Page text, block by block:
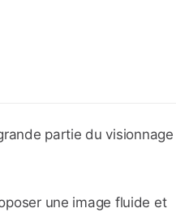
partie du visionnage
une image fluide et